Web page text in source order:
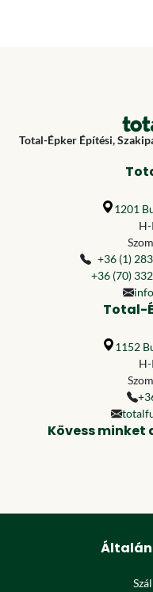
Total-Épker Építési,
1201
+36 (1)
+36 (70)
Total-
1152
Kövess minket